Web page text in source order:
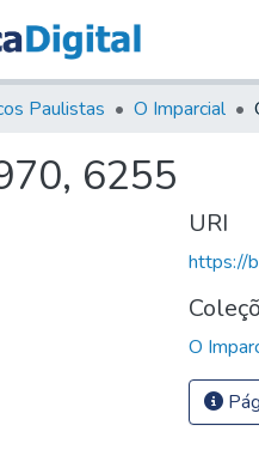
Paulistas O Imparcial
6255
URI
https://
O